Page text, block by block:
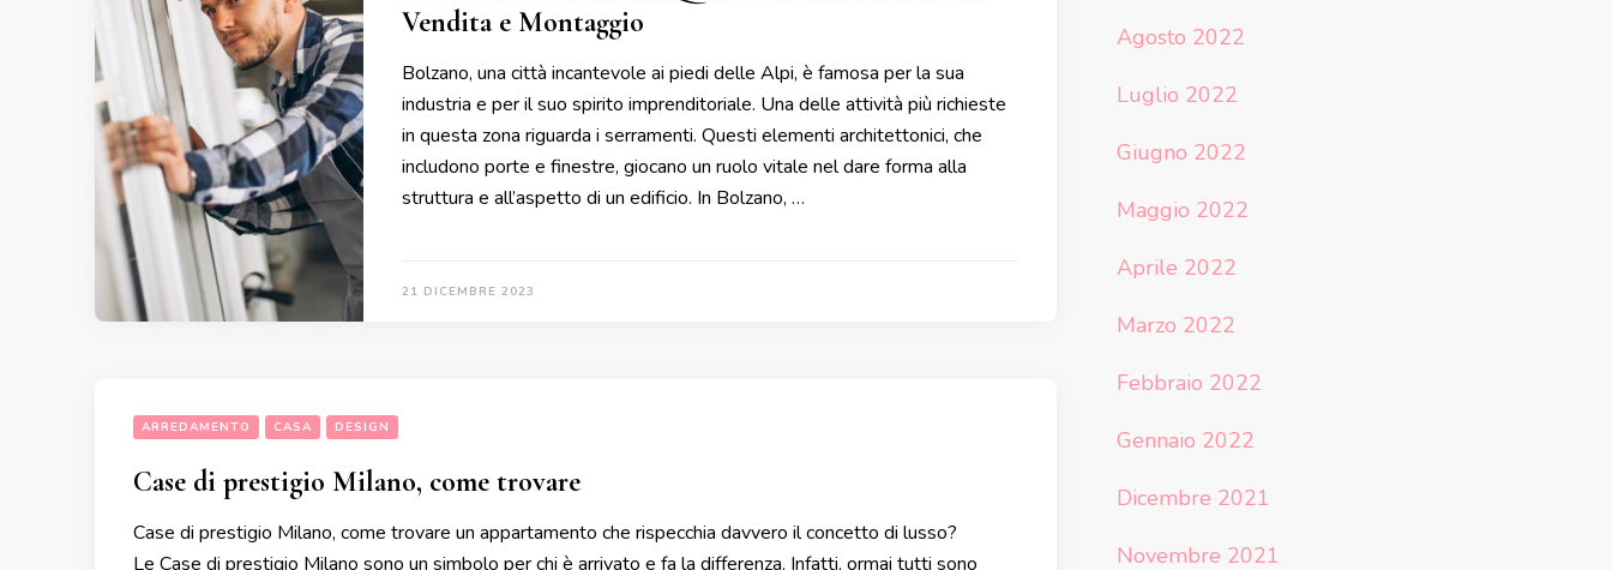
Vendita e Montaggio
Bolzano, una città incantevole ai piedi delle Alpi, è famosa per la sua
industria e per il suo spirito imprenditoriale. Una delle attività più richieste
in questa zona riguarda i serramenti. Questi elementi architettonici, che
includono porte e finestre, giocano un ruolo vitale nel dare forma alla
struttura e all’aspetto di un edificio. In Bolzano, …
21 DICEMBRE 2023
ARREDAMENTO CASA DESIGN
Case di prestigio Milano, come trovare
Case di prestigio Milano, come trovare un appartamento che rispecchia davvero il concetto di lusso?
Le Case di prestigio Milano sono un simbolo per chi è arrivato e fa la differenza. Infatti, ormai tutti sono
Agosto 2022
Luglio 2022
Giugno 2022
Maggio 2022
Aprile 2022
Marzo 2022
Febbraio 2022
Gennaio 2022
Dicembre 2021
Novembre 2021